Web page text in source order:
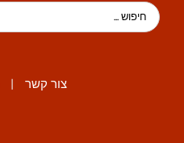
צור קשר |